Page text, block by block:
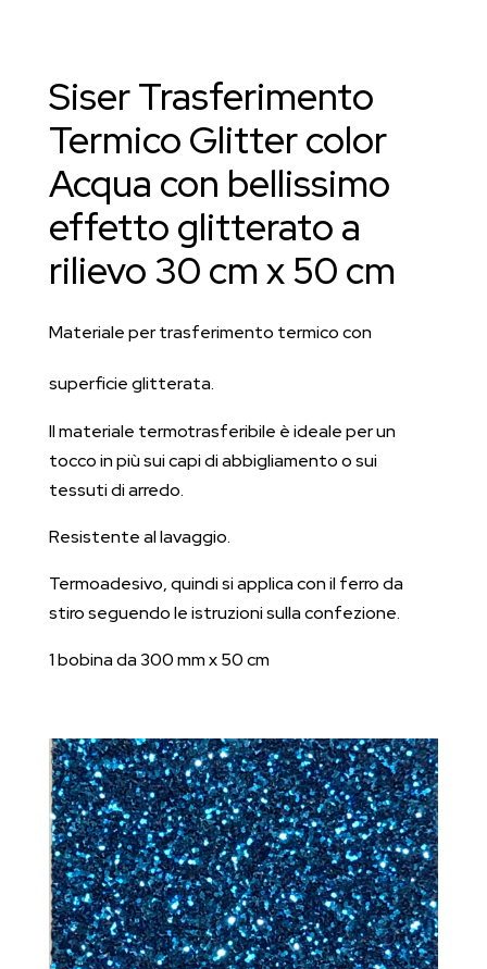
quantità
Siser Trasferimento
Termico Glitter color
Acqua con bellissimo
effetto glitterato a
rilievo 30 cm x 50 cm
Materiale per trasferimento termico con
superficie glitterata.
Il materiale termotrasferibile è ideale per un
tocco in più sui capi di abbigliamento o sui
tessuti di arredo.
Resistente al lavaggio.
Termoadesivo, quindi si applica con il ferro da
stiro seguendo le istruzioni sulla confezione.
1 bobina da 300 mm x 50 cm